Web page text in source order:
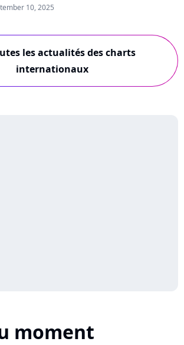
10, 2025
les actualités des charts
internationaux
moment